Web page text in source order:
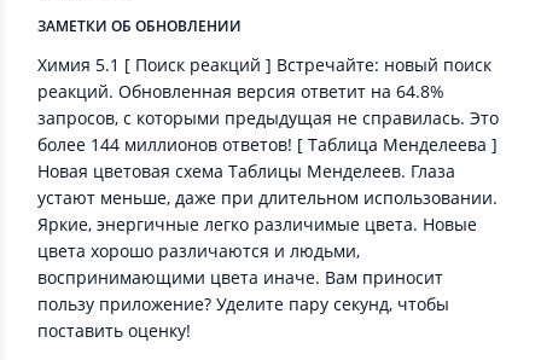
ЗАМЕТКИ ОБ ОБНОВЛЕНИИ
Химия 5.1 [ Поиск реакций ] Встречайте: новый поиск
реакций. Обновленная версия ответит на 64.8%
запросов, с которыми предыдущая не справилась. Это
более 144 миллионов ответов! [ Таблица Менделеева ]
Новая цветовая схема Таблицы Менделеев. Глаза
устают меньше, даже при длительном использовании.
Яркие, энергичные легко различимые цвета. Новые
цвета хорошо различаются и людьми,
воспринимающими цвета иначе. Вам приносит
пользу приложение? Уделите пару секунд, чтобы
поставить оценку!